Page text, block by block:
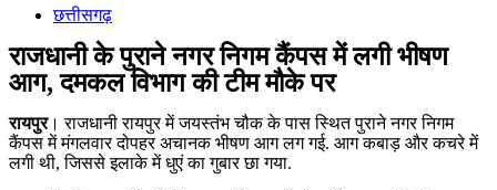
छत्तीसगढ़
राजधानी के पुराने नगर निगम कैंपस में लगी भीषण
आग, दमकल विभाग की टीम मौके पर
रायपुर। राजधानी रायपुर में जयस्तंभ चौक के पास स्थित पुराने नगर निगम
कैंपस में मंगलवार दोपहर अचानक भीषण आग लग गई. आग कबाड़ और कचरे में
लगी थी, जिससे इलाके में धुएं का गुबार छा गया.